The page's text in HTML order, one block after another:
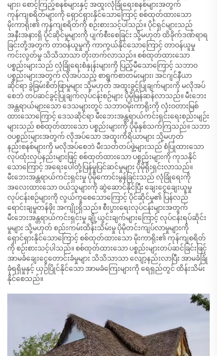
များ၊ စောင့်ကြည့်စနစ်များနှင့် အထူးလုံခြုံရေးစနစ်များအတွက်
ကုန်ကျစရိတ်များကို ရှောင်ရှားနိုင်သောကြောင့် စစ်ထုတ်ထားသော
မိုးကာရိုး၏ ကုန်ကျစရိတ်ကို စဉ်းစားသင့်ပါသည်။ ပိုင်ရှင်များသည်
အနီးအနားရှိ ပိုင်ဆိုင်မှုများကို ပျက်စီးစေခြင်း သို့မဟုတ် ထိခိုက်ဒဏ်ရာရ
ခြင်းတို့အတွက် တာဝန်ယူမှုကို ကာကွယ်နိုင်သောကြောင့် တာဝန်ယူမှု
ကင်းလွတ်မှု သိသိသာသာ တိုးတက်လာသည်။ စစ်ထုတ်ထားသော
ပစ္စည်းများသည် လုံခြုံရေးစံနှုန်းများကို ပြည့်မီသောကြောင့် သဘာဝ
ပစ္စည်းများအတွက် လိုအပ်သည့် စာရွက်စာတမ်းများ၊ အင်ဂျင်နီယာ
ဆိုင်ရာ ခွဲခြမ်းစိတ်ဖြာမှုများ သို့မဟုတ် အထူးခွင့်ပြုချက်များကို မလိုအပ်
စေဘဲ တပ်ဆင်ခွင့်ပြုချက်လုပ်ငန်းစဉ်များ ပိုမိုမြန်ဆန်လာသည်။ မီးဘေး
အန္တရာယ်များသော ဒေသများတွင် သဘာဝမိုးကာရိုးကို လုံးဝတားမြစ်
ထားသောကြောင့် ဒေသဆိုင်ရာ မီးဘေးအန္တရာယ်ကင်းရှင်းရေးစည်းမျဉ်း
များသည် စစ်ထုတ်ထားသော ပစ္စည်းများကို ပိုမိုနှစ်သက်ကြသည်။ သဘာ
ဝပစ္စည်းများအတွက် လိုအပ်သော အထူးကိရိယာများ သို့မဟုတ်
နည်းစနစ်များကို မလိုအပ်စေဘဲ မီးသတ်တပ်ဖွဲ့များသည် စံပြုထားသော
လုပ်ထုံးလုပ်နည်းများဖြင့် စစ်ထုတ်ထားသော ပစ္စည်းများကို ကုသနိုင်
သောကြောင့် အရေးပေါ်တုံ့ပြန်မှုပြင်ဆင်မှုများ ပိုမိုရိုးရှင်းလာသည်။
မီးဘေးအန္တရာယ်ကင်းရှင်းမှု ပိုမိုကောင်းမွန်ခြင်းသည် လုံခြုံရေးကို
အလေးထားသော ဝယ်သူများကို ဆွဲဆောင်နိုင်ပြီး ချေးငွေချေးယူမှု
လုပ်ငန်းစဉ်များကို လွယ်ကူစေသောကြောင့် ပိုင်ဆိုင်မှု၏ ပြန်လည်
ရောင်းချမှုတန်ဖိုး အကျိုးရှိသည်။ စီးပွားရေးလုပ်ငန်းများအတွက်
မီးဘေးအန္တရာယ်ကင်းရှင်းမှု ချို့ယွင်းချက်များကြောင့် လုပ်ငန်းရပ်ဆိုင်း
မှုများ သို့မဟုတ် စည်းကမ်းထိန်းသိမ်းမှု ပိုမိုတင်းကျပ်လာမှုများကို
ရှောင်ရှားနိုင်သောကြောင့် စစ်ထုတ်ထားသော မိုးကာရိုး၏ ကုန်ကျစရိတ်
ကို စဉ်းစားသင့်ပါသည်။ စစ်ထုတ်ထားသော ပစ္စည်းများတပ်ဆင်ခြင်းဖြင့်
အာမခံချေးငွေတောင်းခံမှုများ သိသိသာသာ လျော့နည်းလာပြီး အာမခံခြုံ
ခုံရရှိမှုနှင့် ယှဉ်ပြိုင်နိုင်သော အာမခံကြေးများကို ရေရှည်တွင် ထိန်းသိမ်း
နိုင်စေသည်။